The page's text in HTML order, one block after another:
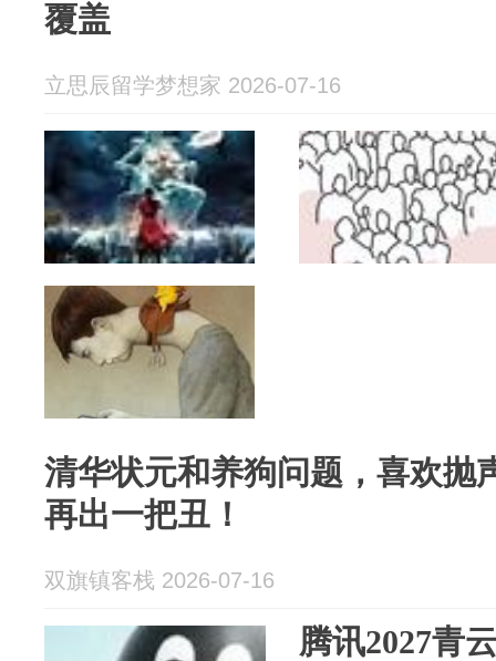
覆盖
立思辰留学梦想家 2026-07-16
清华状元和养狗问题，喜欢抛
再出一把丑！
双旗镇客栈 2026-07-16
腾讯2027青